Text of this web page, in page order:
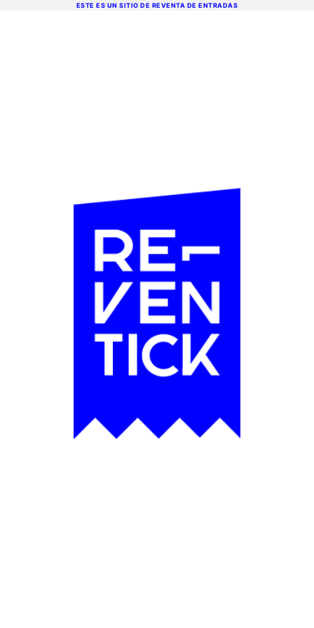
ESTE ES UN SITIO DE REVENTA DE ENTRADAS